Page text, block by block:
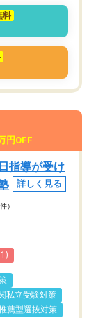
料
円OFF
指導が受け
詳しく見る
）
私立受験対策
薦型選抜対策